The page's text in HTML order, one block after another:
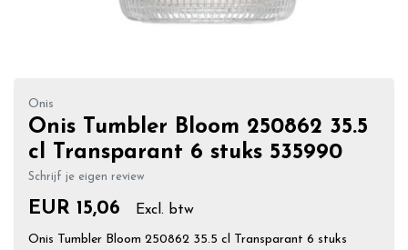
Onis
Onis Tumbler Bloom 250862 35.5
cl Transparant 6 stuks 535990
Schrijf je eigen review
EUR 15,06 Excl. btw
Onis Tumbler Bloom 250862 35.5 cl Transparant 6 stuks